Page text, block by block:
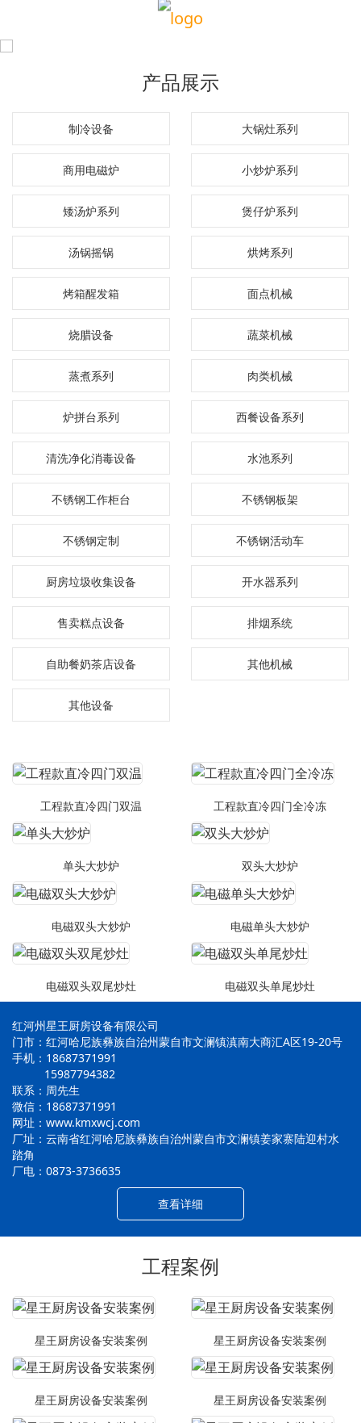
产品展示
制冷设备 大锅灶系列
商用电磁炉 小炒炉系列
矮汤炉系列 煲仔炉系列
汤锅摇锅 烘烤系列
烤箱醒发箱 面点机械
烧腊设备 蔬菜机械
蒸煮系列 肉类机械
炉拼台系列 西餐设备系列
清洗净化消毒设备 水池系列
不锈钢工作柜台 不锈钢板架
不锈钢定制 不锈钢活动车
厨房垃圾收集设备 开水器系列
售卖糕点设备 排烟系统
自助餐奶茶店设备 其他机械
其他设备
工程款直冷四门双温 工程款直冷四门全冷冻
单头大炒炉 双头大炒炉
电磁双头大炒炉 电磁单头大炒炉
电磁双头双尾炒灶 电磁双头单尾炒灶
红河州星王厨房设备有限公司
门市：红河哈尼族彝族自治州蒙自市文澜镇滇南大商汇A区19-20号
手机：18687371991
15987794382
联系：周先生
微信：18687371991
网址：www.kmxwcj.com
厂址：云南省红河哈尼族彝族自治州蒙自市文澜镇姜家寨陆迎村水
踏角
厂电：0873-3736635
查看详细
工程案例
星王厨房设备安装案例 星王厨房设备安装案例
星王厨房设备安装案例 星王厨房设备安装案例